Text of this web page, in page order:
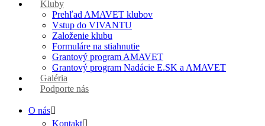
Kluby
Prehľad AMAVET klubov
Vstup do VIVANTU
Založenie klubu
Formuláre na stiahnutie
Grantový program AMAVET
Grantový program Nadácie E.SK a AMAVET
Galéria
Podporte nás
O nás
Kontakt